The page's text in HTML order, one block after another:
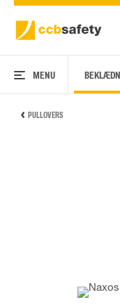
MENU
PULLOVERS